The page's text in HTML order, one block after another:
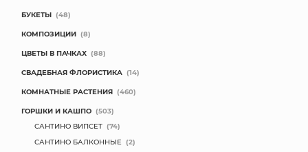
БУКЕТЫ (48)
КОМПОЗИЦИИ (8)
ЦВЕТЫ В ПАЧКАХ (88)
СВАДЕБНАЯ ФЛОРИСТИКА (14)
КОМНАТНЫЕ РАСТЕНИЯ (460)
ГОРШКИ И КАШПО (503)
САНТИНО ВИПСЕТ (74)
САНТИНО БАЛКОННЫЕ (2)